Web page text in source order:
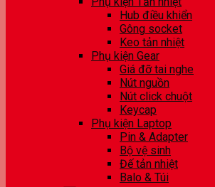
Hub điều khiển
Gông socket
Keo tản nhiệt
Phụ kiện Gear
Giá đỡ tai nghe
Nút nguồn
Nút click chuột
Keycap
Phụ kiện Laptop
Pin & Adapter
Bộ vệ sinh
Đế tản nhiệt
Balo & Túi